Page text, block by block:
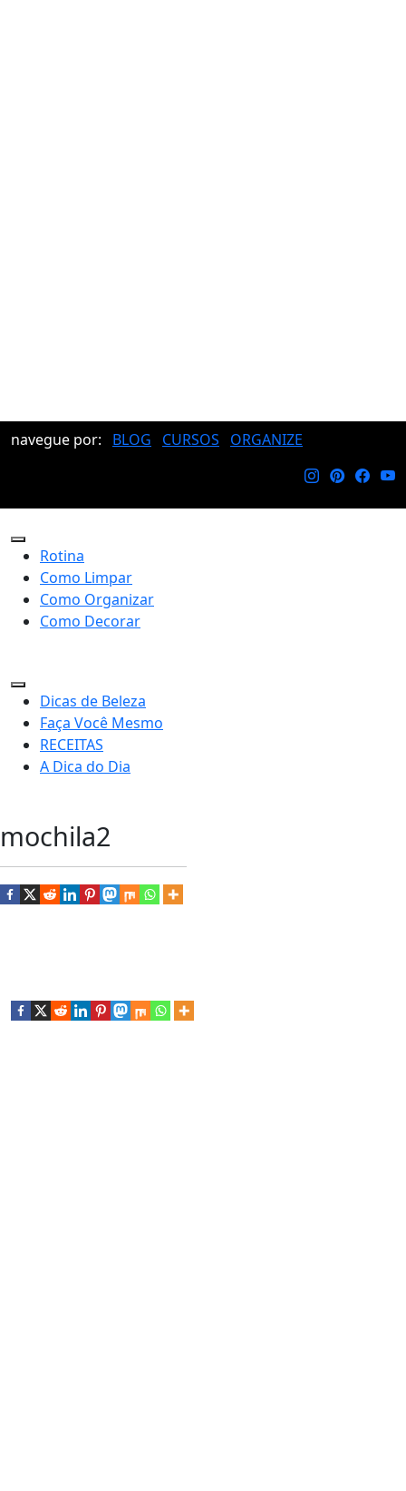
navegue por: BLOG CURSOS ORGANIZE
Rotina
Como Limpar
Como Organizar
Como Decorar
Dicas de Beleza
Faça Você Mesmo
RECEITAS
A Dica do Dia
mochila2